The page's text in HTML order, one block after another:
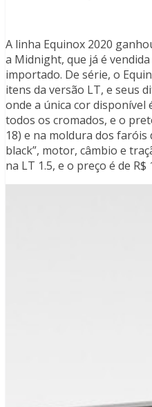
A linha Equinox 2020
a Midnight, que já é
importado. De série, o
itens da versão LT, e seus
onde a única cor disponível
todos os cromados, e o
18) e na moldura dos faróis
black”, motor, câmbio e
na LT 1.5, e o preço é de R$